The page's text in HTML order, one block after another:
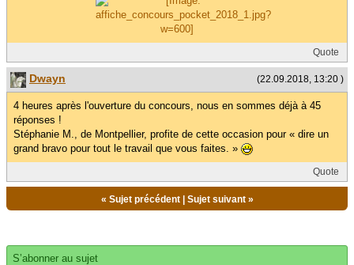
Quote
(22.09.2018, 13:20 )
Dwayn
4 heures après l'ouverture du concours, nous en sommes déjà à 45
réponses !
Stéphanie M., de Montpellier, profite de cette occasion pour « dire un
grand bravo pour tout le travail que vous faites. »
Quote
« Sujet précédent| Sujet suivant»
S’abonner au sujet